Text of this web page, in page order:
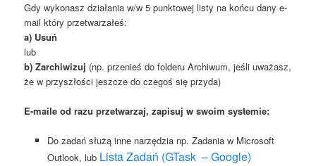
Gdy wykonasz działania w/w 5 punktowej listy na końcu dany e-
mail który przetwarzałeś:
a) Usuń
lub
b) Zarchiwizuj (np. przenieś do folderu Archiwum, jeśli uważasz,
że w przyszłości jeszcze do czegoś się przyda)
E-maile od razu przetwarzaj, zapisuj w swoim systemie:
Do zadań służą inne narzędzia np. Zadania w Microsoft
Outlook, lub Lista Zadań (GTask – Google)